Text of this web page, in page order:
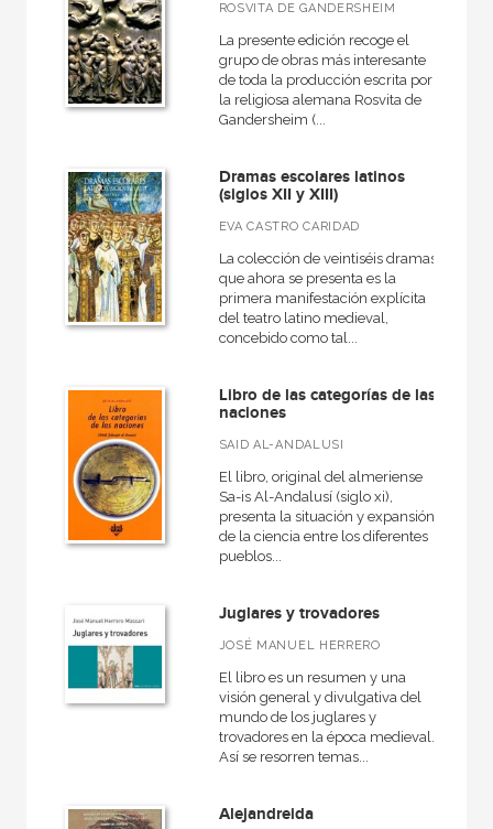
ROSVITA DE GANDERSHEIM
La presente edición recoge el
grupo de obras más interesante
de toda la producción escrita por
la religiosa alemana Rosvita de
Gandersheim (...
Dramas escolares latinos
(siglos XII y XIII)
EVA CASTRO CARIDAD
La colección de veintiséis dramas
que ahora se presenta es la
primera manifestación explícita
del teatro latino medieval,
concebido como tal...
Libro de las categorías de las
naciones
SAID AL-ANDALUSI
El libro, original del almeriense
Sa-is Al-Andalusí (siglo xi),
presenta la situación y expansión
de la ciencia entre los diferentes
pueblos...
Juglares y trovadores
JOSÉ MANUEL HERRERO
El libro es un resumen y una
visión general y divulgativa del
mundo de los juglares y
trovadores en la época medieval.
Así se resorren temas...
Alejandreida